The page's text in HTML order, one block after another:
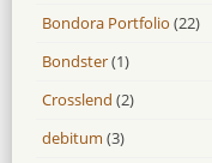
Bondora Portfolio (22)
Bondster(1)
Crosslend (2)
debitum (3)